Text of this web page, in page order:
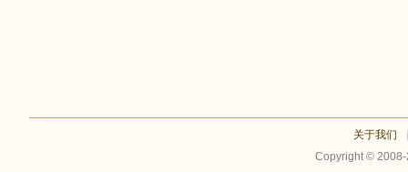
关于我们
Copyright ©